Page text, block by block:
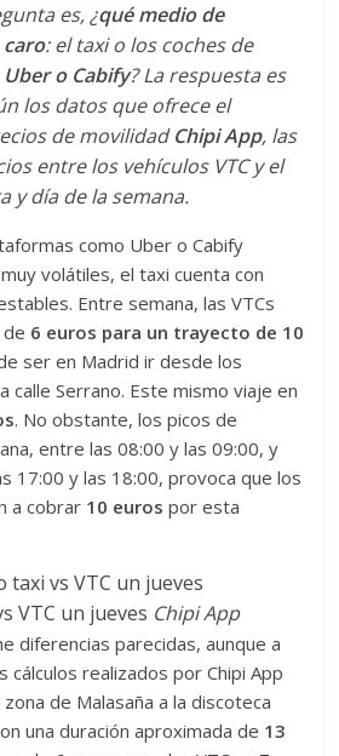
es, ¿qué medio de
: el taxi o los coches de
Uber o Cabify? La respuesta es
los datos que ofrece el
de movilidadChipi App, las
entre los vehículos VTC y el
y día de la semana.
como Uber o Cabify
volátiles, el taxi cuenta con
Entre semana, las VTCs
6 euros para un trayecto de 10
ser en Madrid ir desde los
calle Serrano. Este mismo viaje en
. No obstante, los picos de
entre las 08:00 y las 09:00, y
17:00 y las 18:00, provoca que los
a cobrar 10 euros por esta
VTC un jueves Chipi App
diferencias parecidas, aunque a
cálculos realizados por Chipi App
de Malasaña a la discoteca
una duración aproximada de 13